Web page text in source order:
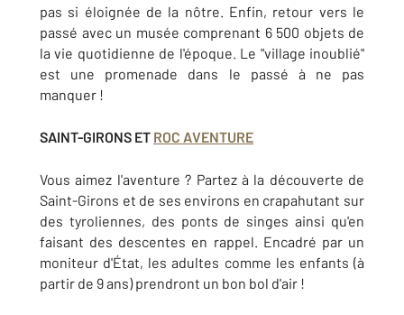
pas si éloignée de la nôtre. Enfin, retour vers le
passé avec un musée comprenant 6 500 objets de
la vie quotidienne de l'époque. Le "village inoublié"
est une promenade dans le passé à ne pas
manquer !
SAINT-GIRONS ET ROC AVENTURE
Vous aimez l'aventure ? Partez à la découverte de
Saint-Girons et de ses environs en crapahutant sur
des tyroliennes, des ponts de singes ainsi qu'en
faisant des descentes en rappel. Encadré par un
moniteur d'État, les adultes comme les enfants (à
partir de 9 ans) prendront un bon bol d'air !